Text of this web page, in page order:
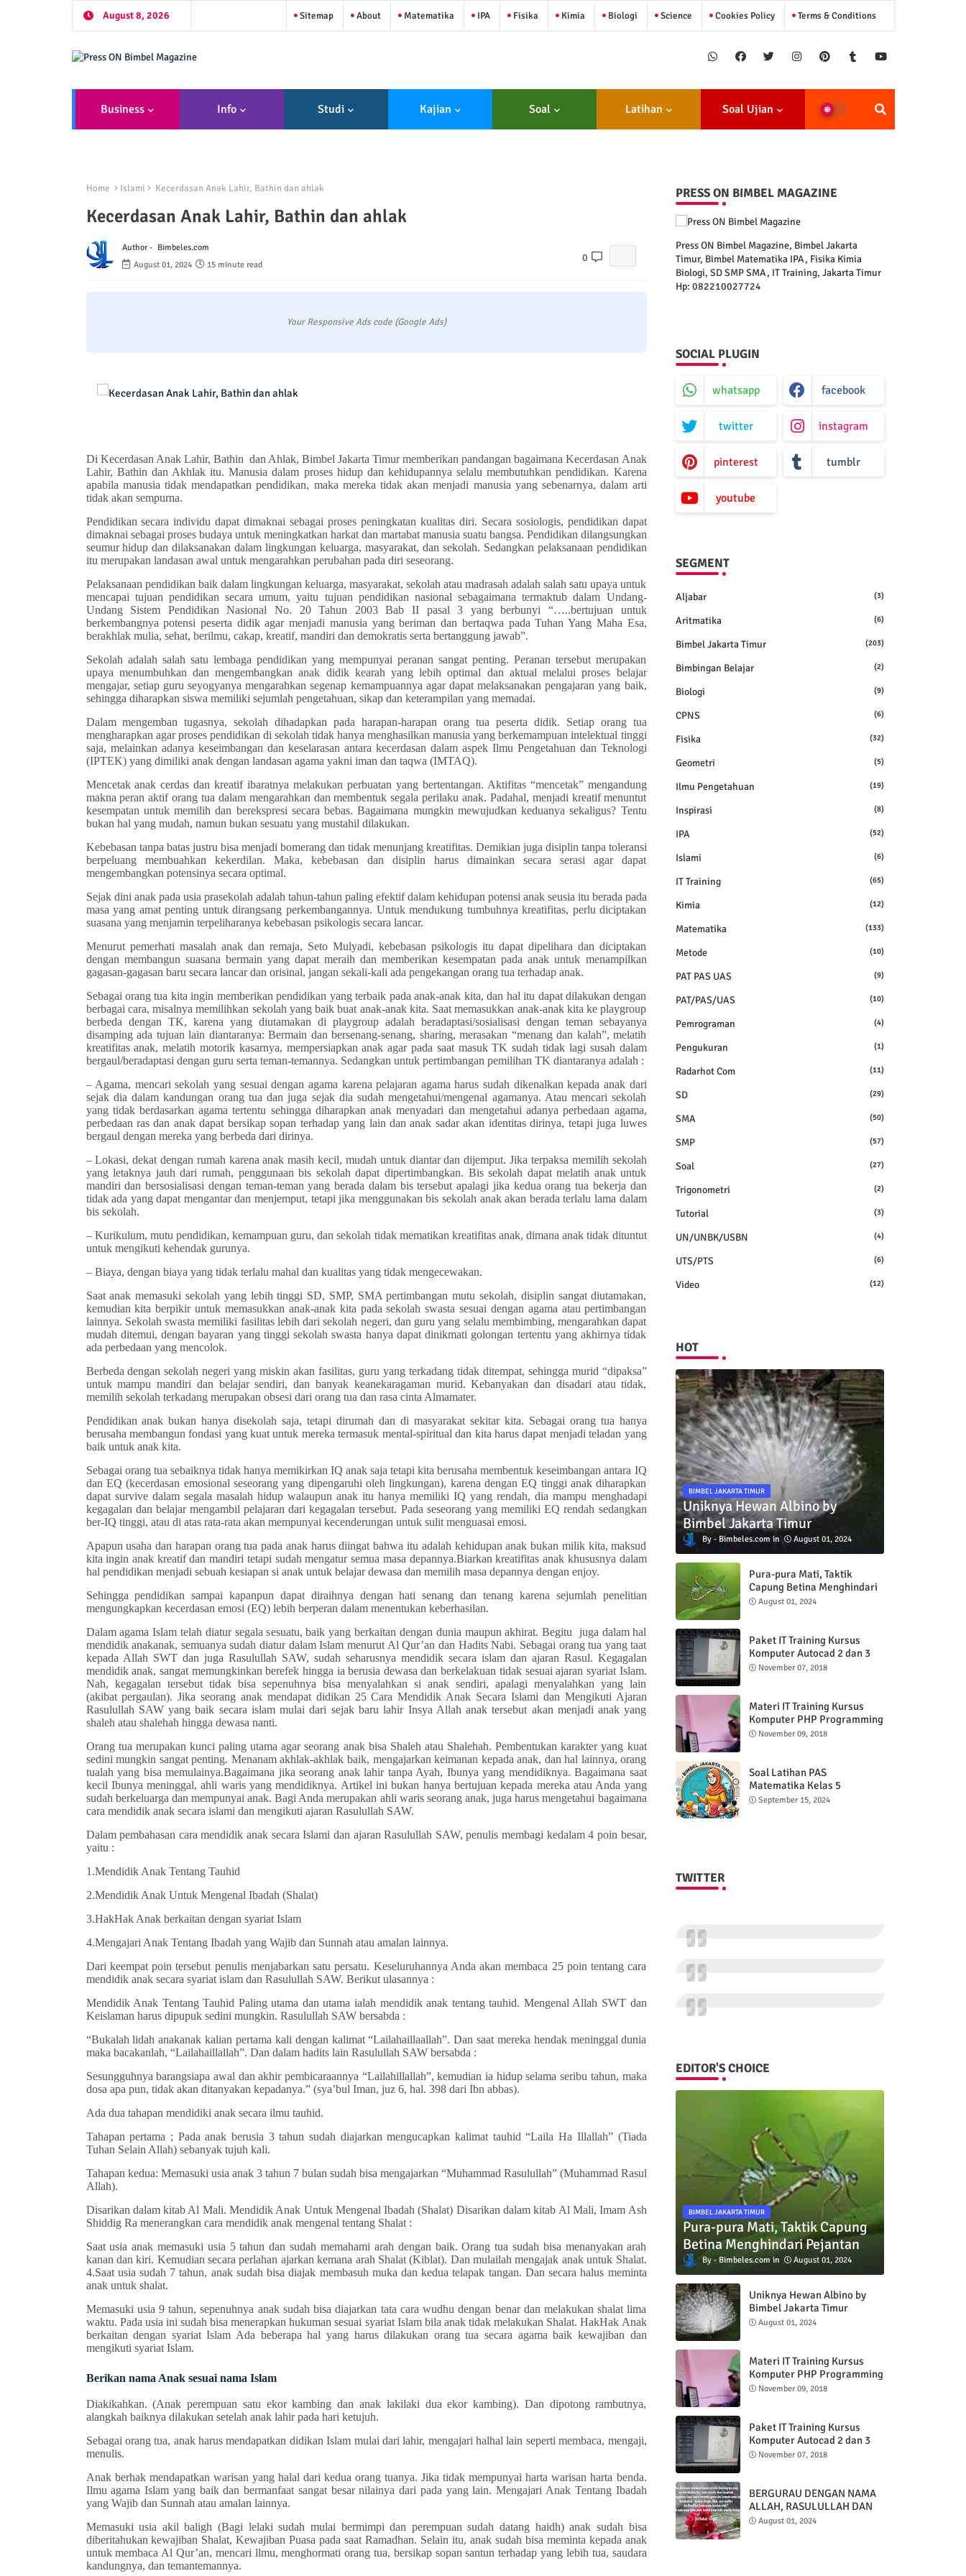
August 8, 2026 Sitemap About Matematika IPA Fisika Kimia Biologi Science Cookies Policy Terms & Conditions
Business Info Studi Kajian Soal Latihan Soal Ujian
Home Islami Kecerdasan Anak Lahir, Bathin dan ahlak
Kecerdasan Anak Lahir, Bathin dan ahlak
Author - Bimbeles.com
August 01, 2024
15 minute read
0
Your Responsive Ads code (Google Ads)
Di Kecerdasan Anak Lahir, Bathin dan Ahlak, Bimbel Jakarta Timur memberikan pandangan bagaimana Kecerdasan Anak
Lahir, Bathin dan Akhlak itu. Manusia dalam proses hidup dan kehidupannya selalu membutuhkan pendidikan. Karena
apabila manusia tidak mendapatkan pendidikan, maka mereka tidak akan menjadi manusia yang sebenarnya, dalam arti
tidak akan sempurna.
Pendidikan secara individu dapat dimaknai sebagai proses peningkatan kualitas diri. Secara sosiologis, pendidikan dapat
dimaknai sebagai proses budaya untuk meningkatkan harkat dan martabat manusia suatu bangsa. Pendidikan dilangsungkan
seumur hidup dan dilaksanakan dalam lingkungan keluarga, masyarakat, dan sekolah. Sedangkan pelaksanaan pendidikan
itu merupakan landasan awal untuk mengarahkan perubahan pada diri seseorang.
Pelaksanaan pendidikan baik dalam lingkungan keluarga, masyarakat, sekolah atau madrasah adalah salah satu upaya untuk
mencapai tujuan pendidikan secara umum, yaitu tujuan pendidikan nasional sebagaimana termaktub dalam Undang-
Undang Sistem Pendidikan Nasional No. 20 Tahun 2003 Bab II pasal 3 yang berbunyi “…..bertujuan untuk
berkembangnya potensi peserta didik agar menjadi manusia yang beriman dan bertaqwa pada Tuhan Yang Maha Esa,
berakhlak mulia, sehat, berilmu, cakap, kreatif, mandiri dan demokratis serta bertanggung jawab”.
Sekolah adalah salah satu lembaga pendidikan yang mempunyai peranan sangat penting. Peranan tersebut merupakan
upaya menumbuhkan dan mengembangkan anak didik kearah yang lebih optimal dan aktual melalui proses belajar
mengajar, setiap guru seyogyanya mengarahkan segenap kemampuannya agar dapat melaksanakan pengajaran yang baik,
sehingga diharapkan siswa memiliki sejumlah pengetahuan, sikap dan keterampilan yang memadai.
Dalam mengemban tugasnya, sekolah dihadapkan pada harapan-harapan orang tua peserta didik. Setiap orang tua
mengharapkan agar proses pendidikan di sekolah tidak hanya menghasilkan manusia yang berkemampuan intelektual tinggi
saja, melainkan adanya keseimbangan dan keselarasan antara kecerdasan dalam aspek Ilmu Pengetahuan dan Teknologi
(IPTEK) yang dimiliki anak dengan landasan agama yakni iman dan taqwa (IMTAQ).
Mencetak anak cerdas dan kreatif ibaratnya melakukan perbuatan yang bertentangan. Aktifitas “mencetak” mengandung
makna peran aktif orang tua dalam mengarahkan dan membentuk segala perilaku anak. Padahal, menjadi kreatif menuntut
kesempatan untuk memilih dan berekspresi secara bebas. Bagaimana mungkin mewujudkan keduanya sekaligus? Tentu
bukan hal yang mudah, namun bukan sesuatu yang mustahil dilakukan.
Kebebasan tanpa batas justru bisa menjadi bomerang dan tidak menunjang kreatifitas. Demikian juga disiplin tanpa toleransi
berpeluang membuahkan kekerdilan. Maka, kebebasan dan disiplin harus dimainkan secara serasi agar dapat
mengembangkan potensinya secara optimal.
Sejak dini anak pada usia prasekolah adalah tahun-tahun paling efektif dalam kehidupan potensi anak seusia itu berada pada
masa yang amat penting untuk dirangsang perkembangannya. Untuk mendukung tumbuhnya kreatifitas, perlu diciptakan
suasana yang menjamin terpeliharanya kebebasan psikologis secara lancar.
Menurut pemerhati masalah anak dan remaja, Seto Mulyadi, kebebasan psikologis itu dapat dipelihara dan diciptakan
dengan membangun suasana bermain yang dapat meraih dan memberikan kesempatan pada anak untuk menampilkan
gagasan-gagasan baru secara lancar dan orisinal, jangan sekali-kali ada pengekangan orang tua terhadap anak.
Sebagai orang tua kita ingin memberikan pendidikan yang terbaik pada anak-anak kita, dan hal itu dapat dilakukan dengan
berbagai cara, misalnya memilihkan sekolah yang baik buat anak-anak kita. Saat memasukkan anak-anak kita ke playgroup
berbeda dengan TK, karena yang diutamakan di playgroup adalah beradaptasi/sosialisasi dengan teman sebayanya
disamping ada tujuan lain diantaranya: Bermain dan bersenang-senang, sharing, merasakan “menang dan kalah”, melatih
kreatifitas anak, melatih motorik kasarnya, mempersiapkan anak agar pada saat masuk TK sudah tidak lagi susah dalam
bergaul/beradaptasi dengan guru serta teman-temannya. Sedangkan untuk pertimbangan pemilihan TK diantaranya adalah :
– Agama, mencari sekolah yang sesuai dengan agama karena pelajaran agama harus sudah dikenalkan kepada anak dari
sejak dia dalam kandungan orang tua dan juga sejak dia sudah mengetahui/mengenal agamanya. Atau mencari sekolah
yang tidak berdasarkan agama tertentu sehingga diharapkan anak menyadari dan mengetahui adanya perbedaan agama,
perbedaan ras dan anak dapat bersikap sopan terhadap yang lain dan anak sadar akan identitas dirinya, tetapi juga luwes
bergaul dengan mereka yang berbeda dari dirinya.
– Lokasi, dekat dengan rumah karena anak masih kecil, mudah untuk diantar dan dijemput. Jika terpaksa memilih sekolah
yang letaknya jauh dari rumah, penggunaan bis sekolah dapat dipertimbangkan. Bis sekolah dapat melatih anak untuk
mandiri dan bersosialisasi dengan teman-teman yang berada dalam bis tersebut apalagi jika kedua orang tua bekerja dan
tidak ada yang dapat mengantar dan menjemput, tetapi jika menggunakan bis sekolah anak akan berada terlalu lama dalam
bis sekolah.
– Kurikulum, mutu pendidikan, kemampuan guru, dan sekolah tidak mematikan kreatifitas anak, dimana anak tidak dituntut
untuk mengikuti kehendak gurunya.
– Biaya, dengan biaya yang tidak terlalu mahal dan kualitas yang tidak mengecewakan.
Saat anak memasuki sekolah yang lebih tinggi SD, SMP, SMA pertimbangan mutu sekolah, disiplin sangat diutamakan,
kemudian kita berpikir untuk memasukkan anak-anak kita pada sekolah swasta sesuai dengan agama atau pertimbangan
lainnya. Sekolah swasta memiliki fasilitas lebih dari sekolah negeri, dan guru yang selalu membimbing, mengarahkan dapat
mudah ditemui, dengan bayaran yang tinggi sekolah swasta hanya dapat dinikmati golongan tertentu yang akhirnya tidak
ada perbedaan yang mencolok.
Berbeda dengan sekolah negeri yang miskin akan fasilitas, guru yang terkadang tidak ditempat, sehingga murid “dipaksa”
untuk mampu mandiri dan belajar sendiri, dan banyak keanekaragaman murid. Kebanyakan dan disadari atau tidak,
memilih sekolah terkadang merupakan obsesi dari orang tua dan rasa cinta Almamater.
Pendidikan anak bukan hanya disekolah saja, tetapi dirumah dan di masyarakat sekitar kita. Sebagai orang tua hanya
berusaha membangun fondasi yang kuat untuk mereka termasuk mental-spiritual dan kita harus dapat menjadi teladan yang
baik untuk anak kita.
Sebagai orang tua sebaiknya tidak hanya memikirkan IQ anak saja tetapi kita berusaha membentuk keseimbangan antara IQ
dan EQ (kecerdasan emosional seseorang yang dipengaruhi oleh lingkungan), karena dengan EQ tinggi anak diharapkan
dapat survive dalam segala masalah hidup walaupun anak itu hanya memiliki IQ yang rendah, dia mampu menghadapi
kegagalan dan belajar mengambil pelajaran dari kegagalan tersebut. Pada seseorang yang memiliki EQ rendah sedangkan
ber-IQ tinggi, atau di atas rata-rata akan mempunyai kecenderungan untuk sulit menguasai emosi.
Apapun usaha dan harapan orang tua pada anak harus diingat bahwa itu adalah kehidupan anak bukan milik kita, maksud
kita ingin anak kreatif dan mandiri tetapi sudah mengatur semua masa depannya.Biarkan kreatifitas anak khususnya dalam
hal pendidikan menjadi sebuah kesiapan si anak untuk belajar dewasa dan memilih masa depannya dengan enjoy.
Sehingga pendidikan sampai kapanpun dapat diraihnya dengan hati senang dan tenang karena sejumlah penelitian
mengungkapkan kecerdasan emosi (EQ) lebih berperan dalam menentukan keberhasilan.
Dalam agama Islam telah diatur segala sesuatu, baik yang berkaitan dengan dunia maupun akhirat. Begitu juga dalam hal
mendidik anak­anak, semuanya sudah diatur dalam Islam menurut Al Qur’an dan Hadits Nabi. Sebagai orang tua yang taat
kepada Allah SWT dan juga Rasulullah SAW, sudah seharusnya mendidik secara islam dan ajaran Rasul. Kegagalan
mendidik anak, sangat memungkinkan berefek hingga ia berusia dewasa dan berkelakuan tidak sesuai ajaran syariat Islam.
Nah, kegagalan tersebut tidak bisa sepenuhnya bisa menyalahkan si anak sendiri, apalagi menyalahkan yang lain
(akibatpergaulan). Jika seorang anak mendapat didikan 25 Cara Mendidik Anak Secara Islami dan Mengikuti Ajaran
Rasulullah SAW yang baik secara islam mulai dari sejak baru lahir Insya Allah anak tersebut akan menjadi anak yang
shaleh atau shalehah hingga dewasa nanti.
Orang tua merupakan kunci paling utama agar seorang anak bisa Shaleh atau Shalehah. Pembentukan karakter yang kuat
sedini mungkin sangat penting. Menanam akhlak­-akhlak baik, mengajarkan keimanan kepada anak, dan hal lainnya, orang
tualah yang bisa memulainya.Bagaimana jika seorang anak lahir tanpa Ayah, Ibunya yang mendidiknya. Bagaimana saat
kecil Ibunya meninggal, ahli waris yang mendidiknya. Artikel ini bukan hanya bertujuan kepada mereka atau Anda yang
sudah berkeluarga dan mempunyai anak. Bagi Anda merupakan ahli waris seorang anak, juga harus mengetahui bagaimana
cara mendidik anak secara islami dan mengikuti ajaran Rasulullah SAW.
Dalam pembahasan cara mendidik anak secara Islami dan ajaran Rasulullah SAW, penulis membagi kedalam 4 poin besar,
yaitu :
1.Mendidik Anak Tentang Tauhid
2.Mendidik Anak Untuk Mengenal Ibadah (Shalat)
3.Hak­Hak Anak berkaitan dengan syariat Islam
4.Mengajari Anak Tentang Ibadah yang Wajib dan Sunnah atau amalan lainnya.
Dari keempat poin tersebut penulis menjabarkan satu persatu. Keseluruhannya Anda akan membaca 25 poin tentang cara
mendidik anak secara syariat islam dan Rasulullah SAW. Berikut ulasannya :
Mendidik Anak Tentang Tauhid Paling utama dan utama ialah mendidik anak tentang tauhid. Mengenal Allah SWT dan
Keislaman harus dipupuk sedini mungkin. Rasulullah SAW bersabda :
“Bukalah lidah anak­anak kalian pertama kali dengan kalimat “Lailaha­illaallah”. Dan saat mereka hendak meninggal dunia
maka bacakanlah, “Lailaha­illallah”. Dan dalam hadits lain Rasulullah SAW bersabda :
Sesungguhnya barangsiapa awal dan akhir pembicaraannya “Lailah­illallah”, kemudian ia hidup selama seribu tahun, maka
dosa apa pun, tidak akan ditanyakan kepadanya.” (sya’bul Iman, juz 6, hal. 398 dari Ibn abbas).
Ada dua tahapan mendidiki anak secara ilmu tauhid.
Tahapan pertama ; Pada anak berusia 3 tahun sudah diajarkan mengucapkan kalimat tauhid “Laila Ha Illallah” (Tiada
Tuhan Selain Allah) sebanyak tujuh kali.
Tahapan kedua: Memasuki usia anak 3 tahun 7 bulan sudah bisa mengajarkan “Muhammad Rasulullah” (Muhammad Rasul
Allah).
Disarikan dalam kitab Al Mali. Mendidik Anak Untuk Mengenal Ibadah (Shalat) Disarikan dalam kitab Al Mali, Imam Ash
Shiddig Ra menerangkan cara mendidik anak mengenal tentang Shalat :
Saat usia anak memasuki usia 5 tahun dan sudah memahami arah dengan baik. Orang tua sudah bisa menanyakan arah
kanan dan kiri. Kemudian secara perlahan ajarkan kemana arah Shalat (Kiblat). Dan mulailah mengajak anak untuk Shalat.
4.Saat usia sudah 7 tahun, anak sudah bisa diajak membasuh muka dan kedua telapak tangan. Dan secara halus meminta
anak untuk shalat.
Memasuki usia 9 tahun, sepenuhnya anak sudah bisa diajarkan tata cara wudhu dengan benar dan melakukan shalat lima
waktu. Pada usia ini sudah bisa menerapkan hukuman sesuai syariat Islam bila anak tidak melakukan Shalat. Hak­Hak Anak
berkaitan dengan syariat Islam Ada beberapa hal yang harus dilakukan orang tua secara agama baik kewajiban dan
mengikuti syariat Islam.
Berikan nama Anak sesuai nama Islam
Diakikahkan. (Anak perempuan satu ekor kambing dan anak laki­laki dua ekor kambing). Dan dipotong rambutnya,
alangkah baiknya dilakukan setelah anak lahir pada hari ketujuh.
Sebagai orang tua, anak harus mendapatkan didikan Islam mulai dari lahir, mengajari hal­hal lain seperti membaca, mengaji,
menulis.
Anak berhak mendapatkan warisan yang halal dari kedua orang tuanya. Jika tidak mempunyai harta warisan harta benda.
Ilmu agama Islam yang baik dan bermanfaat sangat besar nilainya dari pada yang lain. Mengajari Anak Tentang Ibadah
yang Wajib dan Sunnah atau amalan lainnya.
Memasuki usia akil baligh (Bagi lelaki sudah mulai bermimpi dan perempuan sudah datang haidh) anak sudah bisa
diberitahukan kewajiban Shalat, Kewajiban Puasa pada saat Ramadhan. Selain itu, anak sudah bisa meminta kepada anak
untuk membaca Al Qur’an, mencari llmu, menghormati orang tua, bersikap sopan santun terhadap yang lebih tua, saudara
kandungnya, dan teman­temannya.
PRESS ON BIMBEL MAGAZINE
Press ON Bimbel Magazine, Bimbel Jakarta
Timur, Bimbel Matematika IPA, Fisika Kimia
Biologi, SD SMP SMA, IT Training, Jakarta Timur
Hp: 082210027724
SOCIAL PLUGIN
whatsapp facebook
twitter instagram
pinterest tumblr
youtube
SEGMENT
Aljabar (3)
Aritmatika (6)
Bimbel Jakarta Timur (203)
Bimbingan Belajar (2)
Biologi (9)
CPNS (6)
Fisika (32)
Geometri (5)
Ilmu Pengetahuan (19)
Inspirasi (8)
IPA (52)
Islami (6)
IT Training (65)
Kimia (12)
Matematika (133)
Metode (10)
PAT PAS UAS (9)
PAT/PAS/UAS (10)
Pemrograman (4)
Pengukuran (1)
Radarhot Com (11)
SD (29)
SMA (50)
SMP (57)
Soal (27)
Trigonometri (2)
Tutorial (3)
UN/UNBK/USBN (4)
UTS/PTS (6)
Video (12)
HOT
BIMBEL JAKARTA TIMUR
Uniknya Hewan Albino by
Bimbel Jakarta Timur
Bimbeles.com August 01, 2024
Pura-pura Mati, Taktik
Capung Betina Menghindari
Pejantan
August 01, 2024
Paket IT Training Kursus
Komputer Autocad 2 dan 3
DImensi
November 07, 2018
Materi IT Training Kursus
Komputer PHP Programming
& MYSQL basic
November 09, 2018
Soal Latihan PAS
Matematika Kelas 5
Semester 2
September 15, 2024
TWITTER
EDITOR'S CHOICE
BIMBEL JAKARTA TIMUR
Pura-pura Mati, Taktik Capung
Betina Menghindari Pejantan
Bimbeles.com August 01, 2024
Uniknya Hewan Albino by
Bimbel Jakarta Timur
August 01, 2024
Materi IT Training Kursus
Komputer PHP Programming
& MYSQL basic
November 09, 2018
Paket IT Training Kursus
Komputer Autocad 2 dan 3
DImensi
November 07, 2018
BERGURAU DENGAN NAMA
ALLAH, RASULULLAH DAN
AL QUR'AN
August 01, 2024